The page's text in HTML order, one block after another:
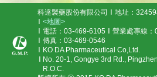
科達製藥股份有限公司
地址：
<地圖>
電話：03-469-6105
營業處專線
傳真：03-469-0546
KO DA Pharmaceutical Co,Ltd.
No. 20-1, Gongye 3rd Rd.,
R.O.C.